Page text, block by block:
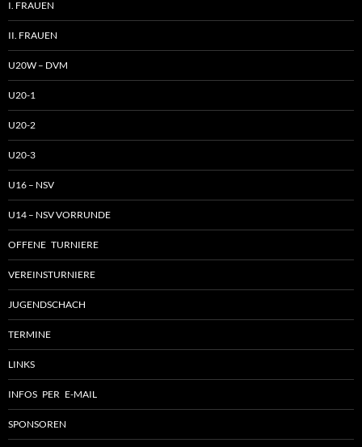
I. FRAUEN
II. FRAUEN
U20W – DVM
U20-1
U20-2
U20-3
U16 – NSV
U14 – NSV VORRUNDE
OFFENE TURNIERE
VEREINSTURNIERE
JUGENDSCHACH
TERMINE
LINKS
INFOS PER E-MAIL
SPONSOREN